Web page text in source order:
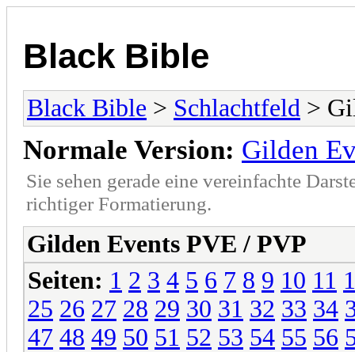
Black Bible
Black Bible > Schlachtfeld >
Normale Version: Gilden
Sie sehen gerade eine vereinfachte
richtiger Formatierung.
Gilden Events PVE / PVP
Seiten: 1 2 3 4 5 6 7 8 9 10 11
25 26 27 28 29 30 31 32 33 34
47 48 49 50 51 52 53 54 55 56